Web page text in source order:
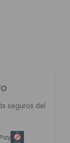
seguros del
Pay